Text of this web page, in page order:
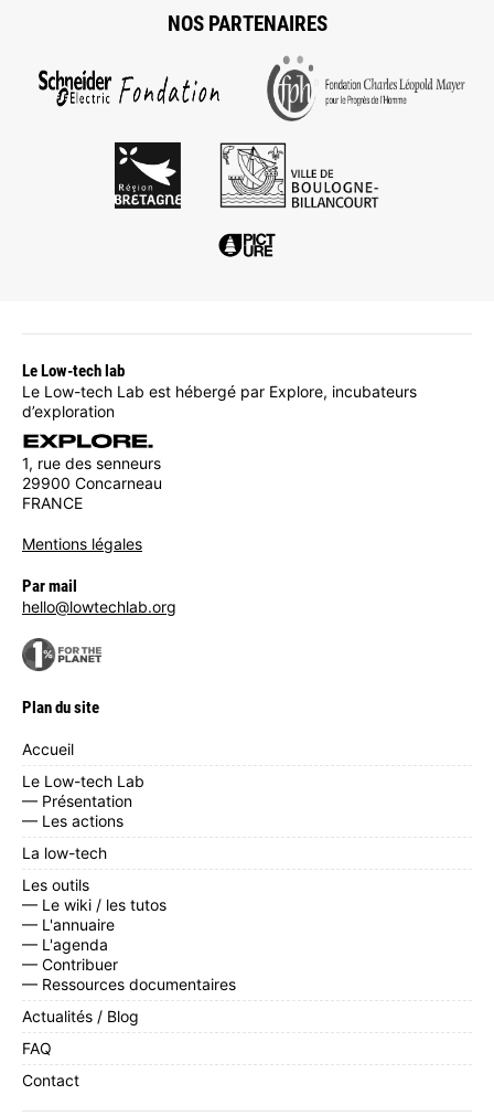
NOS PARTENAIRES
Le Low-tech lab
Le Low-tech Lab est hébergé par Explore, incubateurs
d’exploration
1, rue des senneurs
29900 Concarneau
FRANCE
Mentions légales
Par mail
hello@lowtechlab.org
Plan du site
Accueil
Le Low-tech Lab
— Présentation
— Les actions
La low-tech
Les outils
— Le wiki / les tutos
— L'annuaire
— L'agenda
— Contribuer
— Ressources documentaires
Actualités / Blog
FAQ
Contact